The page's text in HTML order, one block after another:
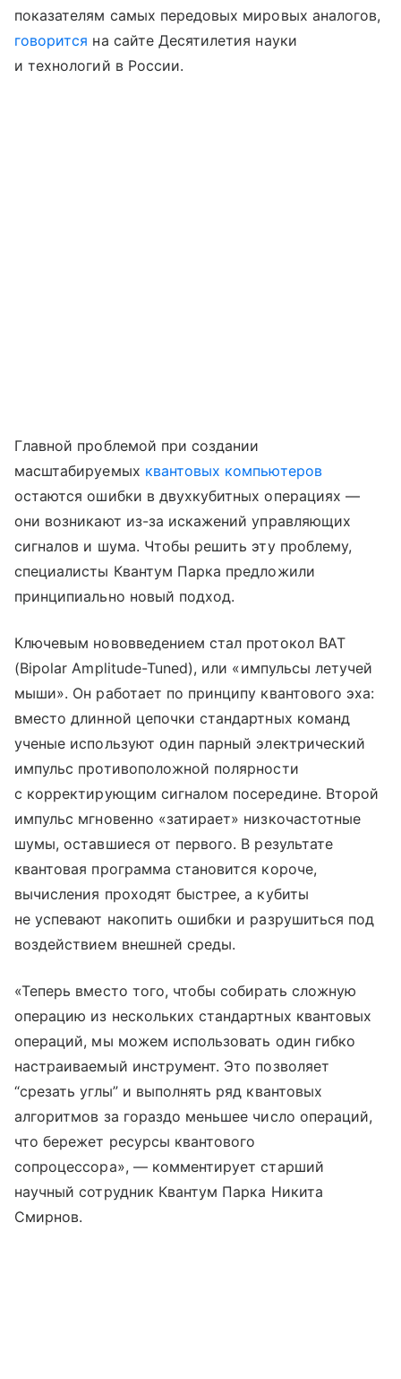
показателям самых передовых мировых аналогов,
говорится на сайте Десятилетия науки
и технологий в России.
Главной проблемой при создании
масштабируемых квантовых компьютеров
остаются ошибки в двухкубитных операциях —
они возникают из-за искажений управляющих
сигналов и шума. Чтобы решить эту проблему,
специалисты Квантум Парка предложили
принципиально новый подход.
Ключевым нововведением стал протокол BAT
(Bipolar Amplitude-Tuned), или «импульсы летучей
мыши». Он работает по принципу квантового эха:
вместо длинной цепочки стандартных команд
ученые используют один парный электрический
импульс противоположной полярности
с корректирующим сигналом посередине. Второй
импульс мгновенно «затирает» низкочастотные
шумы, оставшиеся от первого. В результате
квантовая программа становится короче,
вычисления проходят быстрее, а кубиты
не успевают накопить ошибки и разрушиться под
воздействием внешней среды.
«Теперь вместо того, чтобы собирать сложную
операцию из нескольких стандартных квантовых
операций, мы можем использовать один гибко
настраиваемый инструмент. Это позволяет
“срезать углы” и выполнять ряд квантовых
алгоритмов за гораздо меньшее число операций,
что бережет ресурсы квантового
сопроцессора», — комментирует старший
научный сотрудник Квантум Парка Никита
Смирнов.